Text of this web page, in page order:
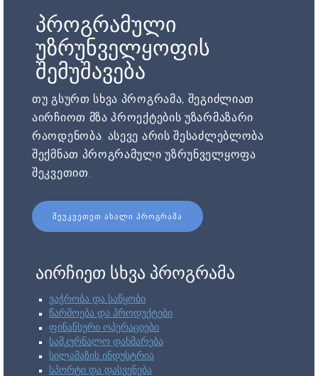
პროგრამული
უზრუნველყოფის
შემუშავება
თუ გსურთ სხვა პროგრამა, შეგიძლიათ
აირჩიოთ მზა პროექტების უზარმაზარი
რაოდენობა. ასევე არის შესაძლებლობა
შექმნათ პროგრამული უზრუნველყოფა
შეკვეთით.
ᲨᲔᲣᲙᲕᲔᲗᲔᲗ ᲐᲮᲐᲚᲘ ᲞᲠᲝᲒᲠᲐᲛᲐ
აირჩიეთ სხვა პროგრამა
ვაჭრობა და საწყობი
წარმოება და პროდუქტები
ფინანსური ოპერაციები
სამკურნალო დახმარება
სილამაზის ინდუსტრია
სპორტი და დასვენება